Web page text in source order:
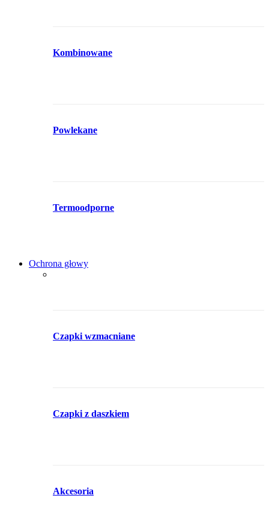
Kombinowane
Powlekane
Termoodporne
Ochrona głowy
Czapki wzmacniane
Czapki z daszkiem
Akcesoria